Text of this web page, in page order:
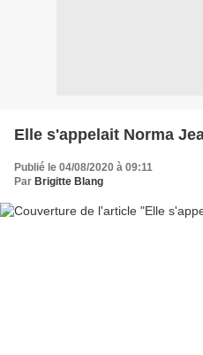
Elle s'appelait Norma
Publié le 04/08/2020 à 09:11
Par Brigitte Blang